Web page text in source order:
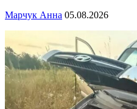
Марчук Анна 05.08.2026